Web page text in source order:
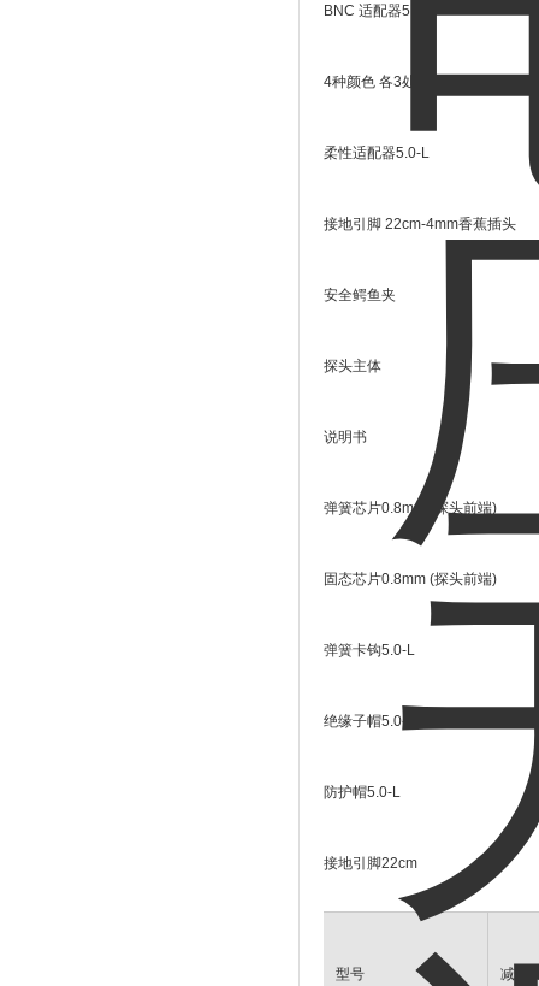
BNC 适配器5.0-L
4种颜色 各3处
柔性适配器5.0-L
接地引脚 22cm-4mm香蕉插头
安全鳄鱼夹
探头主体
说明书
弹簧芯片0.8mm (探头前端)
固态芯片0.8mm (探头前端)
弹簧卡钩5.0-L
绝缘子帽5.0-L
防护帽5.0-L
接地引脚22cm
型号 减衰